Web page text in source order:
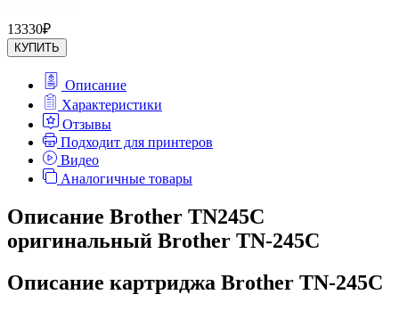
13330₽
КУПИТЬ
Описание
Характеристики
Отзывы
Подходит для принтеров
Видео
Аналогичные товары
Описание Brother TN245C
оригинальный Brother TN-245C
Описание картриджа Brother TN-245C